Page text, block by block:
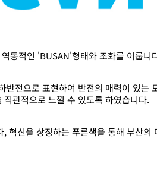
동적인 'BUSAN'형태와 조화를 이룹니
전으로 표현하여 반전의 매력이 있는
관적으로 느낄 수 있도록 하였습니다.
혁신을 상징하는 푸른색을 통해 부산